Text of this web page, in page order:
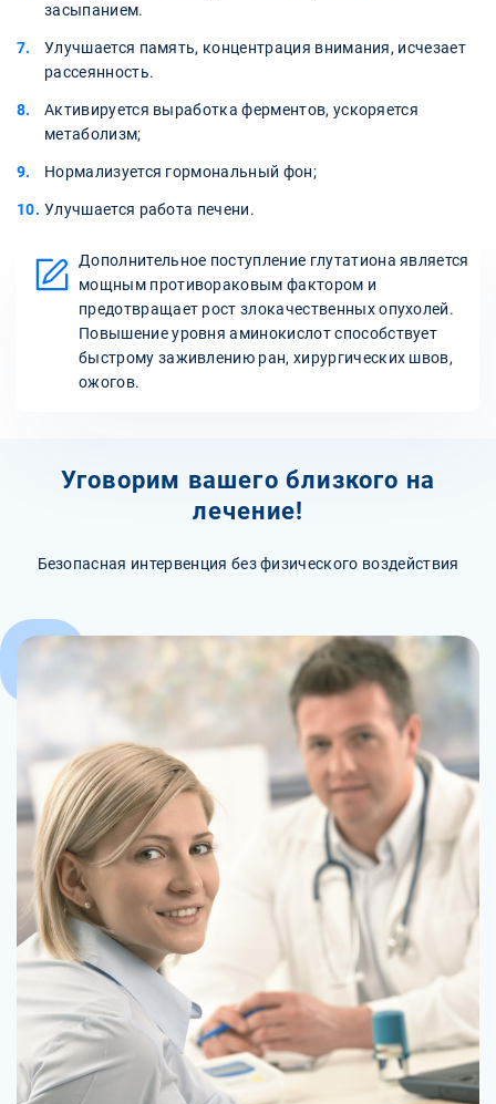
засыпанием.
Улучшается память, концентрация внимания, исчезает
рассеянность.
Активируется выработка ферментов, ускоряется
метаболизм;
Нормализуется гормональный фон;
Улучшается работа печени.
Дополнительное поступление глутатиона является
мощным противораковым фактором и
предотвращает рост злокачественных опухолей.
Повышение уровня аминокислот способствует
быстрому заживлению ран, хирургических швов,
ожогов.
Уговорим вашего близкого на
лечение!
Безопасная интервенция без физического воздействия